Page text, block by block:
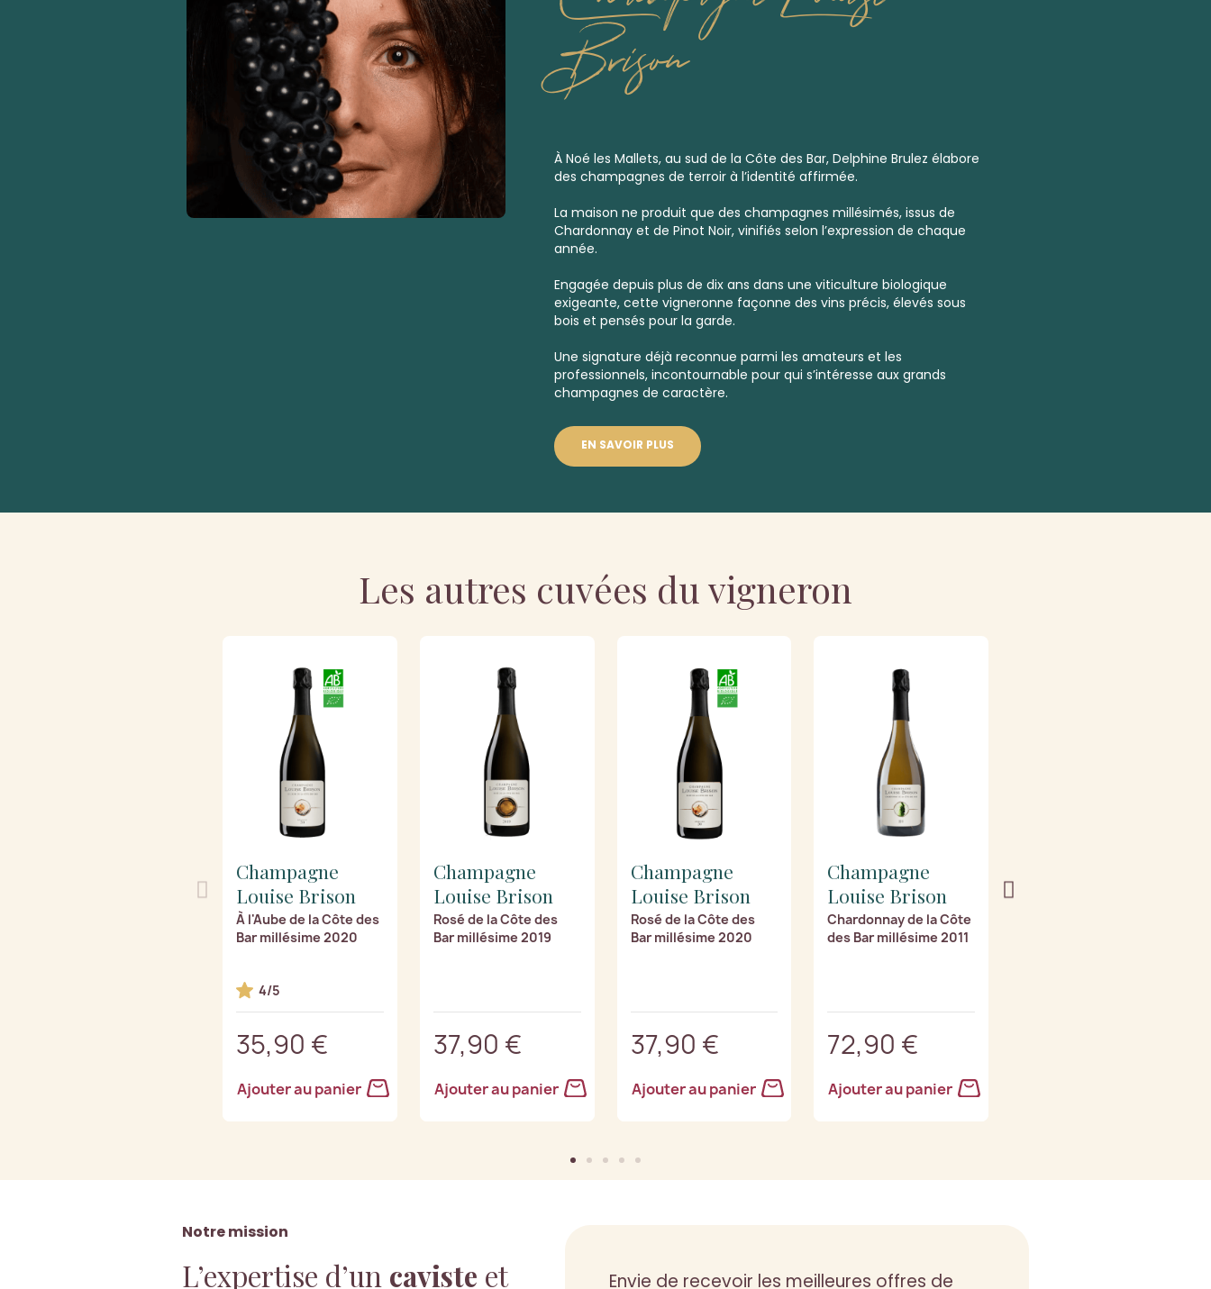
Brison
À Noé les Mallets, au sud de la Côte des Bar, Delphine Brulez élabore
des champagnes de terroir à l’identité affirmée.
La maison ne produit que des champagnes millésimés, issus de
Chardonnay et de Pinot Noir, vinifiés selon l’expression de chaque
année.
Engagée depuis plus de dix ans dans une viticulture biologique
exigeante, cette vigneronne façonne des vins précis, élevés sous
bois et pensés pour la garde.
Une signature déjà reconnue parmi les amateurs et les
professionnels, incontournable pour qui s’intéresse aux grands
champagnes de caractère.
EN SAVOIR PLUS
Les autres cuvées du vigneron
Champagne
Louise Brison
À l'Aube de la Côte des
Bar millésime 2020
4/5
35,90 €
Ajouter au panier
Champagne
Louise Brison
Rosé de la Côte des
Bar millésime 2019
37,90 €
Ajouter au panier
Champagne
Louise Brison
Rosé de la Côte des
Bar millésime 2020
37,90 €
Ajouter au panier
Champagne
Louise Brison
Chardonnay de la Côte
des Bar millésime 2011
72,90 €
Ajouter au panier
Notre mission
L’expertise d’un caviste et Envie de recevoir les meilleures offres de